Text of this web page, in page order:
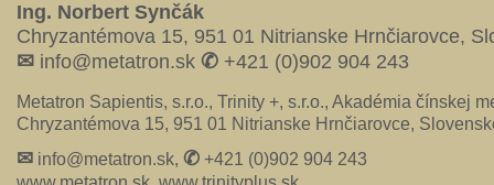
Ing. Norbert Synčák
Chryzantémova 15, 951 01 Nitrianske Hrnčiarovce,
✉ info@metatron.sk ✆ +421 (0)902 904 243
Metatron Sapientis, s.r.o., Trinity +, s.r.o., Akadémia čínskej
Chryzantémova 15, 951 01 Nitrianske Hrnčiarovce,
✉ info@metatron.sk, ✆ +421 (0)902 904 243